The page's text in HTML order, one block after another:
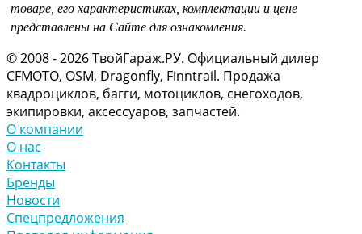
товаре, его характеристиках, комплектации и цене
представлены на Сайте для ознакомления.
© 2008 - 2026 ТвойГараж.РУ. Официальный дилер
CFMOTO, OSM, Dragonfly, Finntrail. Продажа
квадроциклов, багги, мотоциклов, снегоходов,
экипировки, аксессуаров, запчастей.
О компании
О нас
Контакты
Бренды
Новости
Спецпредложения